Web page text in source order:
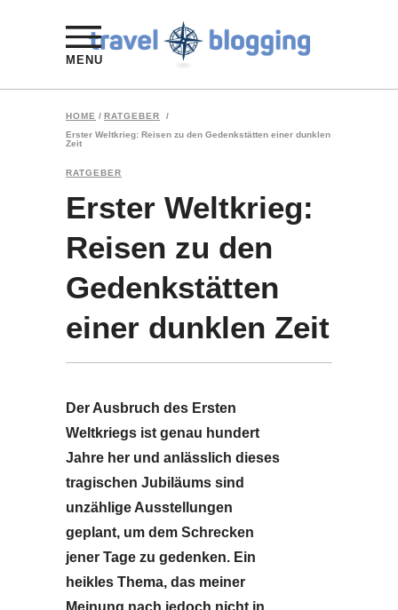
MENU
HOME / RATGEBER
/
Erster Weltkrieg: Reisen zu den Gedenkstätten einer dunklen
Zeit
RATGEBER
Erster Weltkrieg:
Reisen zu den
Gedenkstätten
einer dunklen Zeit
Der Ausbruch des Ersten
Weltkriegs ist genau hundert
Jahre her und anlässlich dieses
tragischen Jubiläums sind
unzählige Ausstellungen
geplant, um dem Schrecken
jener Tage zu gedenken. Ein
heikles Thema, das meiner
Meinung nach jedoch nicht in